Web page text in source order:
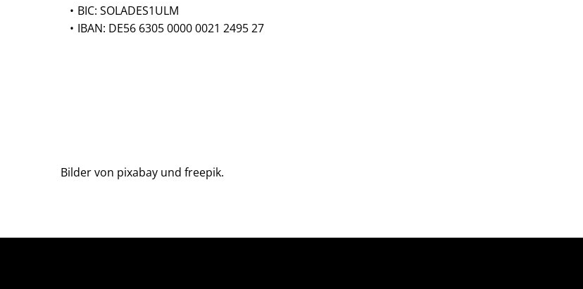
BIC: SOLADES1ULM
IBAN: DE56 6305 0000 0021 2495 27
Bilder von pixabay und freepik.